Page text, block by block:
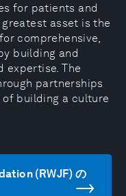
for patients and
asset is the
comprehensive,
building and
expertise. The
partnerships
building a culture
(RWJF) の